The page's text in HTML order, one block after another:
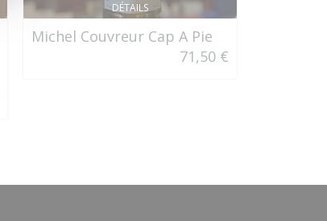
DÉTAILS
Michel Couvreur Cap A Pie
71,50 €